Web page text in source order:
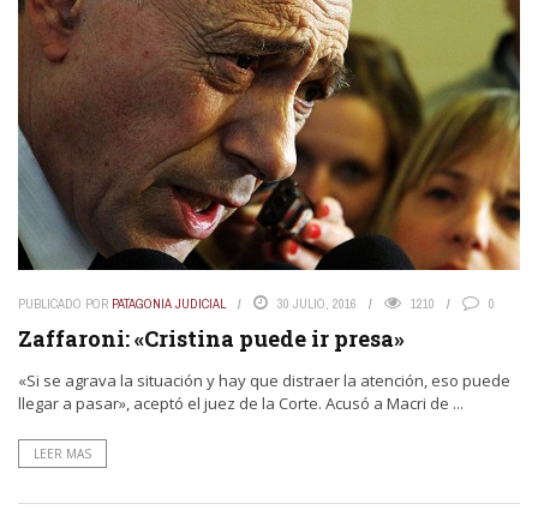
PUBLICADO POR PATAGONIA JUDICIAL 30 JULIO, 2016 1210 0
Zaffaroni: «Cristina puede ir presa»
«Si se agrava la situación y hay que distraer la atención, eso puede
llegar a pasar», aceptó el juez de la Corte. Acusó a Macri de ...
LEER MAS